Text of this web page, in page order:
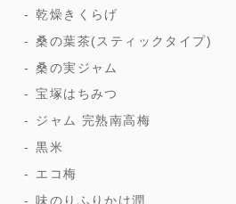
乾燥きくらげ
桑の葉茶(スティックタイプ)
桑の実ジャム
宝塚はちみつ
ジャム 完熟南高梅
黒米
エコ梅
味のりふりかけ潤